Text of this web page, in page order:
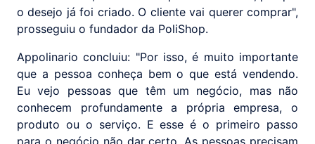
o desejo já foi criado. O cliente vai querer comprar",
prosseguiu o fundador da PoliShop.
Appolinario concluiu: "Por isso, é muito importante
que a pessoa conheça bem o que está vendendo.
Eu vejo pessoas que têm um negócio, mas não
conhecem profundamente a própria empresa, o
produto ou o serviço. E esse é o primeiro passo
para o negócio não dar certo. As pessoas precisam